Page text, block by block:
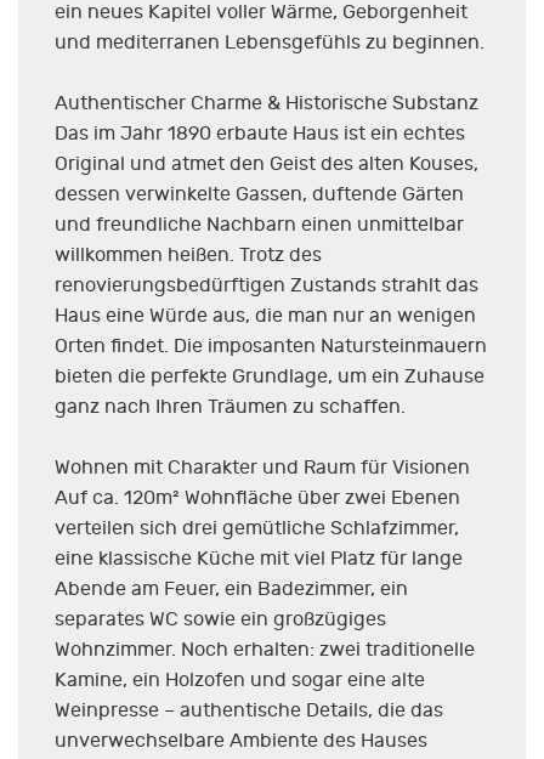
ein neues Kapitel voller Wärme, Geborgenheit
und mediterranen Lebensgefühls zu beginnen.
Authentischer Charme & Historische Substanz
Das im Jahr 1890 erbaute Haus ist ein echtes
Original und atmet den Geist des alten Kouses,
dessen verwinkelte Gassen, duftende Gärten
und freundliche Nachbarn einen unmittelbar
willkommen heißen. Trotz des
renovierungsbedürftigen Zustands strahlt das
Haus eine Würde aus, die man nur an wenigen
Orten findet. Die imposanten Natursteinmauern
bieten die perfekte Grundlage, um ein Zuhause
ganz nach Ihren Träumen zu schaffen.
Wohnen mit Charakter und Raum für Visionen
Auf ca. 120m² Wohnfläche über zwei Ebenen
verteilen sich drei gemütliche Schlafzimmer,
eine klassische Küche mit viel Platz für lange
Abende am Feuer, ein Badezimmer, ein
separates WC sowie ein großzügiges
Wohnzimmer. Noch erhalten: zwei traditionelle
Kamine, ein Holzofen und sogar eine alte
Weinpresse – authentische Details, die das
unverwechselbare Ambiente des Hauses